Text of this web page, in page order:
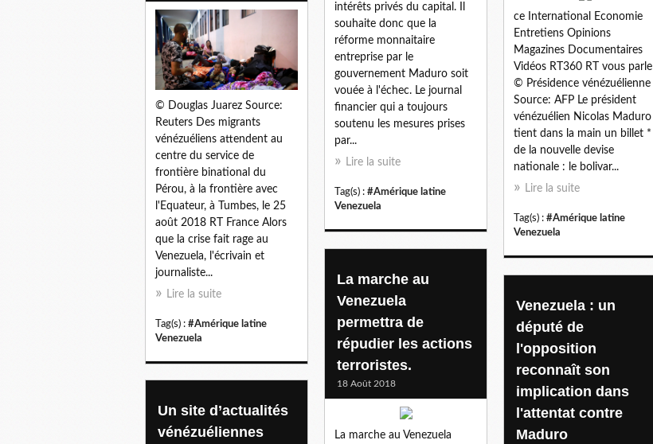
© Douglas Juarez Source:
Reuters Des migrants
vénézuéliens attendent au
centre du service de
frontière binational du
Pérou, à la frontière avec
l'Equateur, à Tumbes, le 25
août 2018 RT France Alors
que la crise fait rage au
Venezuela, l'écrivain et
journaliste...
Lire la suite
Tag(s) : #Amérique latine
Venezuela
intérêts privés du capital. Il
souhaite donc que la
réforme monnaitaire
entreprise par le
gouvernement Maduro soit
vouée à l'échec. Le journal
financier qui a toujours
soutenu les mesures prises
par...
Lire la suite
Tag(s) : #Amérique latine
Venezuela
ce International Economie
Entretiens Opinions
Magazines Documentaires
Vidéos RT360 RT vous parle
© Présidence vénézuélienne
Source: AFP Le président
vénézuélien Nicolas Maduro
tient dans la main un billet *
de la nouvelle devise
nationale : le bolivar...
Lire la suite
Tag(s) : #Amérique latine
Venezuela
La marche au
Venezuela
permettra de
répudier les actions
terroristes.
18 Août 2018
La marche au Venezuela
Venezuela : un
député de
l'opposition
reconnaît son
implication dans
l'attentat contre
Maduro
Un site d’actualités
vénézuéliennes